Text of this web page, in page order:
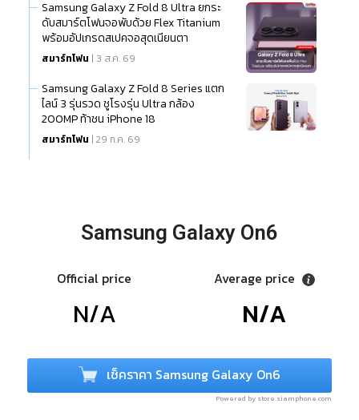
Samsung Galaxy Z Fold 8 Ultra ยกระ
ดับสมาร์ตโฟนจอพับด้วย Flex Titanium
พร้อมอัปเกรดสเปคจอสุดเนียนตา
สมาร์ทโฟน | 3 ส.ค. 69
Samsung Galaxy Z Fold 8 Series แตก
ไลน์ 3 รุ่นรวด ชูโรงรุ่น Ultra กล้อง
200MP ท้าชน iPhone 18
สมาร์ทโฟน | 29 ก.ค. 69
Samsung Galaxy On6
Official price
N/A
Average price
N/A
เช็คราคา Samsung Galaxy On6
Powered by store.siamphone.com